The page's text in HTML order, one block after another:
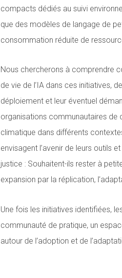
compacts dédiés au suivi
que des modèles de langage de
consommation réduite de
Nous chercherons à comprendre
de vie de l’IA dans ces initiatives,
déploiement et leur éventuel
organisations communautaires de
climatique dans différents
envisagent l’avenir de leurs outils
justice : Souhaitent-ils rester à
expansion par la réplication,
Une fois les initiatives identifiées,
communauté de pratique, un
autour de l’adoption et de